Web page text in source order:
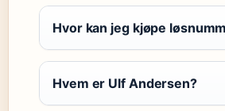
Hvor kan jeg kjøpe
Hvem er Ulf Andersen?